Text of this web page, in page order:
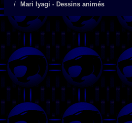
Mari Iyagi - Dessins animés